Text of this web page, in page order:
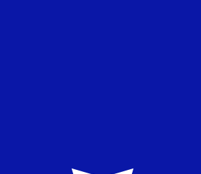
ha uno scopo puramente